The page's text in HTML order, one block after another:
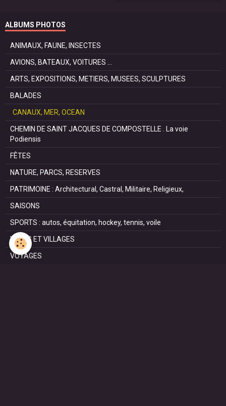
ALBUMS PHOTOS
ANIMAUX, FAUNE, INSECTES
AVIONS, BATEAUX, VOITURES ...
ARTS, EXPOSITIONS, METIERS, MUSEES, SCULPTURES
BALADES
CANAUX, MER, OCEAN
CHEMIN DE SAINT JACQUES DE COMPOSTELLE . La voie
Podiensis
FÊTES
NATURE, PARCS, RESERVES
PATRIMOINE : Architectural, Castral, Militaire, Religieux,
SAISONS
SPORTS : autos, équitation, hockey, tennis, voile
VILLES ET VILLAGES
VOYAGES